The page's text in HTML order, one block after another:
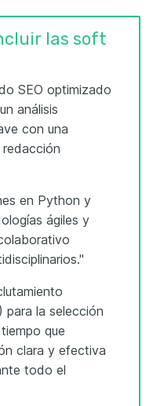
las soft
SEO optimizado
análisis
con una
en Python y
ágiles y
para la selección
que
clara y efectiva
todo el